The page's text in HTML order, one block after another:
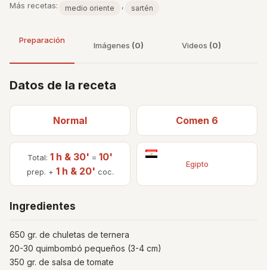
Más recetas: medio oriente , sartén
Preparación
Imágenes (0) Videos (0)
Datos de la receta
Normal Comen 6
Total: 1 h & 30' = 10'
prep. + 1 h & 20' coc.
Egipto
Ingredientes
650 gr. de chuletas de ternera
20-30 quimbombó pequeños (3-4 cm)
350 gr. de salsa de tomate